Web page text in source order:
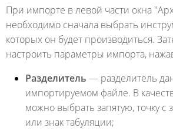
При импорте в левой части окна
необходимо сначала выбрать
которых он будет производиться.
настроить параметры импорта,
Разделитель — разделитель
импортируемом файле. В
можно выбрать запятую, точку с
или знак табуляции;